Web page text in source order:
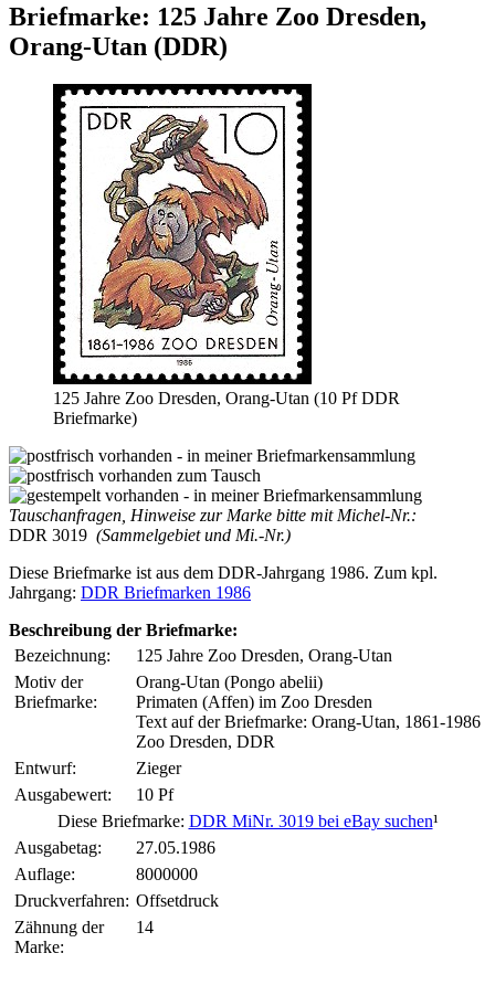
Briefmarke: 125 Jahre Zoo Dresden,
Orang-Utan (DDR)
125 Jahre Zoo Dresden, Orang-Utan (10 Pf DDR
Briefmarke)
Tauschanfragen, Hinweise zur Marke bitte mit Michel-Nr.:
DDR 3019 (Sammelgebiet und Mi.-Nr.)
Diese Briefmarke ist aus dem DDR-Jahrgang 1986. Zum kpl.
Jahrgang: DDR Briefmarken 1986
Beschreibung der Briefmarke:
Bezeichnung:
125 Jahre Zoo Dresden, Orang-Utan
Motiv der
Briefmarke:
Orang-Utan (Pongo abelii)
Primaten (Affen) im Zoo Dresden
Text auf der Briefmarke: Orang-Utan, 1861-1986
Zoo Dresden, DDR
Entwurf:
Zieger
Ausgabewert:
10 Pf
Diese Briefmarke: DDR MiNr. 3019 bei eBay suchen¹
Ausgabetag:
27.05.1986
Auflage:
8000000
Druckverfahren: Offsetdruck
Zähnung der
Marke:
14